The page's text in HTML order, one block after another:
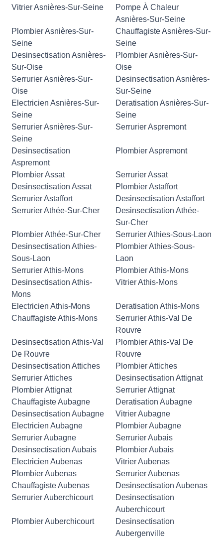
Vitrier Asnières-Sur-Seine
Pompe À Chaleur
Asnières-Sur-Seine
Plombier Asnières-Sur-
Seine
Chauffagiste Asnières-Sur-
Seine
Desinsectisation Asnières-
Sur-Oise
Plombier Asnières-Sur-
Oise
Serrurier Asnières-Sur-
Oise
Desinsectisation Asnières-
Sur-Seine
Electricien Asnières-Sur-
Seine
Deratisation Asnières-Sur-
Seine
Serrurier Asnières-Sur-
Seine
Serrurier Aspremont
Desinsectisation
Aspremont
Plombier Aspremont
Plombier Assat
Serrurier Assat
Desinsectisation Assat
Plombier Astaffort
Serrurier Astaffort
Desinsectisation Astaffort
Serrurier Athée-Sur-Cher
Desinsectisation Athée-
Sur-Cher
Plombier Athée-Sur-Cher
Serrurier Athies-Sous-Laon
Desinsectisation Athies-
Sous-Laon
Plombier Athies-Sous-
Laon
Serrurier Athis-Mons
Plombier Athis-Mons
Desinsectisation Athis-
Mons
Vitrier Athis-Mons
Electricien Athis-Mons
Deratisation Athis-Mons
Chauffagiste Athis-Mons
Serrurier Athis-Val De
Rouvre
Desinsectisation Athis-Val
De Rouvre
Plombier Athis-Val De
Rouvre
Desinsectisation Attiches
Plombier Attiches
Serrurier Attiches
Desinsectisation Attignat
Plombier Attignat
Serrurier Attignat
Chauffagiste Aubagne
Deratisation Aubagne
Desinsectisation Aubagne
Vitrier Aubagne
Electricien Aubagne
Plombier Aubagne
Serrurier Aubagne
Serrurier Aubais
Desinsectisation Aubais
Plombier Aubais
Electricien Aubenas
Vitrier Aubenas
Plombier Aubenas
Serrurier Aubenas
Chauffagiste Aubenas
Desinsectisation Aubenas
Serrurier Auberchicourt
Desinsectisation
Auberchicourt
Plombier Auberchicourt
Desinsectisation
Aubergenville